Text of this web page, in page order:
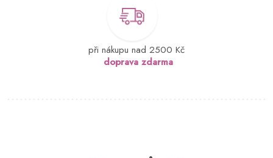
při nákupu nad 2500 Kč
doprava zdarma